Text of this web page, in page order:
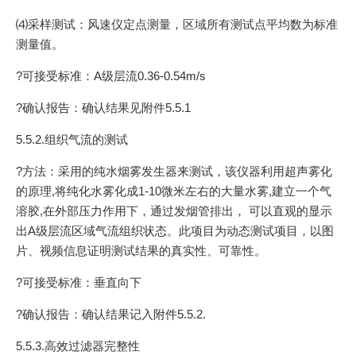
⑷采样测试：风速仪定点测量，区域所有测试点平均数为标准
测量值。
?可接受标准：A级层流0.36-0.54m/s
?确认报告：确认结果见附件5.5.1
5.5.2.组织气流的测试
?方法：采用的纯水烟雾发生器来测试，该仪器利用超声雾化
的原理,将纯化水雾化成1-10微米左右的大量水雾,建立一个气
溶胶,在外部压力作用下，通过发烟管排出， 可以直观的显示
出A级层流区域气流组织状态。此项目为动态测试项目，以图
片、视频信息证明测试结果的真实性、可靠性。
?可接受标准：垂直向下
?确认报告：确认结果记入附件5.5.2.
5.5.3.高效过滤器完整性